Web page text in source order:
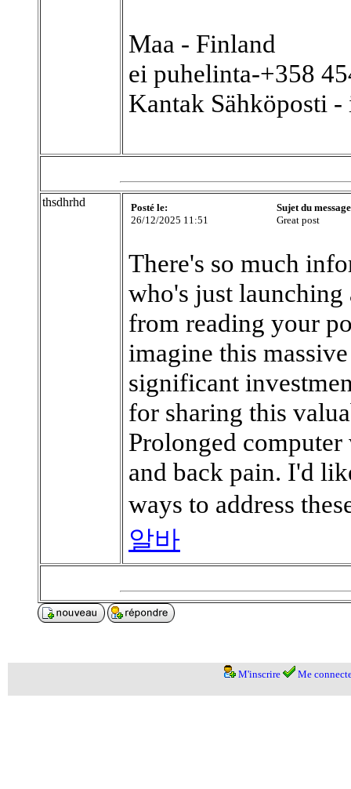
Maa - Finland
ei puhelinta-+358
Kantak Sähköposti
thsdhrhd
Posté le:
26/12/2025 11:51
Sujet du
Great post
There's so much
who's just launching
from reading your
imagine this
significant
for sharing this
Prolonged
and back pain. I'd
ways to address
알바
M'inscrire Me